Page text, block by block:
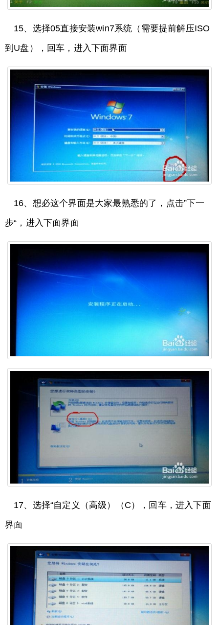
15、选择05直接安装win7系统（需要提前解压ISO
到U盘），回车，进入下面界面
16、想必这个界面是大家最熟悉的了，点击”下一
步“，进入下面界面
17、选择“自定义（高级）（C），回车，进入下面
界面